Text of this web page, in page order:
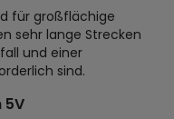
für großflächige
sehr lange Strecken
und einer
sind.
5V